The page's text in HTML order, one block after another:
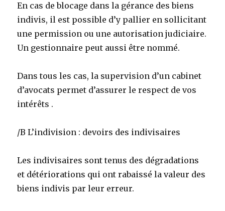
En cas de blocage dans la gérance des biens
indivis, il est possible d’y pallier en sollicitant
une permission ou une autorisation judiciaire.
Un gestionnaire peut aussi être nommé.
Dans tous les cas, la supervision d’un cabinet
d’avocats permet d’assurer le respect de vos
intérêts .
/B L’indivision : devoirs des indivisaires
Les indivisaires sont tenus des dégradations
et détériorations qui ont rabaissé la valeur des
biens indivis par leur erreur.